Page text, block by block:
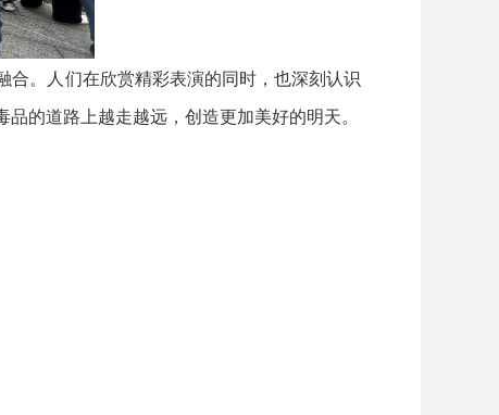
。人们在欣赏精彩表演的同时，也深刻认识
的道路上越走越远，创造更加美好的明天。